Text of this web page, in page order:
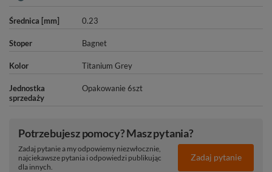
Średnica [mm] 0.23
Stoper Bagnet
Kolor Titanium Grey
Jednostka
sprzedaży
Opakowanie 6szt
Potrzebujesz pomocy? Masz pytania?
Zadaj pytanie a my odpowiemy niezwłocznie,
najciekawsze pytania i odpowiedzi publikując
dla innych.
Zadaj pytanie